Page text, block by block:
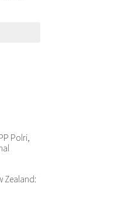
Polri,
Zealand: